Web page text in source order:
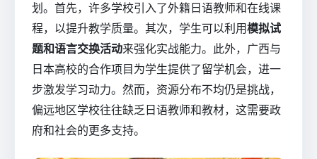
划。首先，许多学校引入了外籍日语教师和在线课
程，以提升教学质量。其次，学生可以利用模拟试
题和语言交换活动来强化实战能力。此外，广西与
日本高校的合作项目为学生提供了留学机会，进一
步激发学习动力。然而，资源分布不均仍是挑战，
偏远地区学校往往缺乏日语教师和教材，这需要政
府和社会的更多支持。